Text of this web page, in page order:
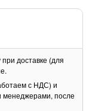
при доставке (для
с НДС) и
менеджерами, после